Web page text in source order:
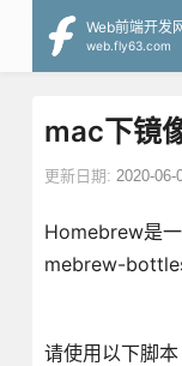
Web前端开发
mac下镜
更新日期: 2020-06-
Homebrew是
mebrew-
请使用以下脚本